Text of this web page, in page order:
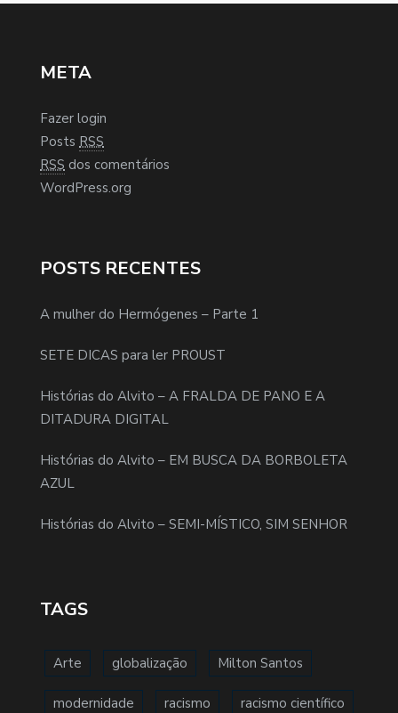
META
Fazer login
Posts RSS
RSS dos comentários
WordPress.org
POSTS RECENTES
A mulher do Hermógenes – Parte 1
SETE DICAS para ler PROUST
Histórias do Alvito – A FRALDA DE PANO E A
DITADURA DIGITAL
Histórias do Alvito – EM BUSCA DA BORBOLETA
AZUL
Histórias do Alvito – SEMI-MÍSTICO, SIM SENHOR
TAGS
Arte globalização Milton Santos
modernidade racismo racismo científico